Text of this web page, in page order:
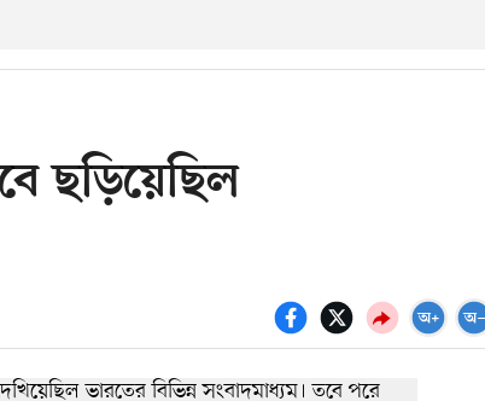
ছড়িয়েছিল